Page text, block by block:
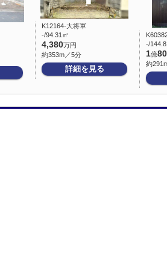
K12164-大将軍
-/94.31㎡
4,380万円
約353m／5分
詳細を見る
-/
1億
約